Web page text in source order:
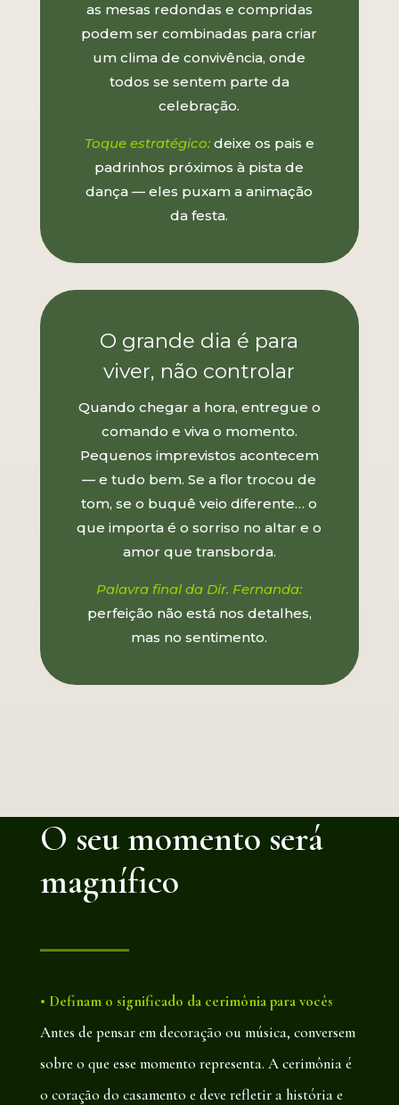
as mesas redondas e compridas
podem ser combinadas para criar
um clima de convivência, onde
todos se sentem parte da
celebração.
Toque estratégico:deixe os pais e
padrinhos próximos à pista de
dança — eles puxam a animação
da festa.
O grande dia é para
viver, não controlar
Quando chegar a hora, entregue o
comando e viva o momento.
Pequenos imprevistos acontecem
— e tudo bem. Se a flor trocou de
tom, se o buquê veio diferente… o
que importa é o sorriso no altar e o
amor que transborda.
Palavra final da Dir. Fernanda:
perfeição não está nos detalhes,
mas no sentimento.
O seu momento será
magnífico
• Definam o significado da cerimônia para vocês
Antes de pensar em decoração ou música, conversem
sobre o que esse momento representa. A cerimônia é
o coração do casamento e deve refletir a história e